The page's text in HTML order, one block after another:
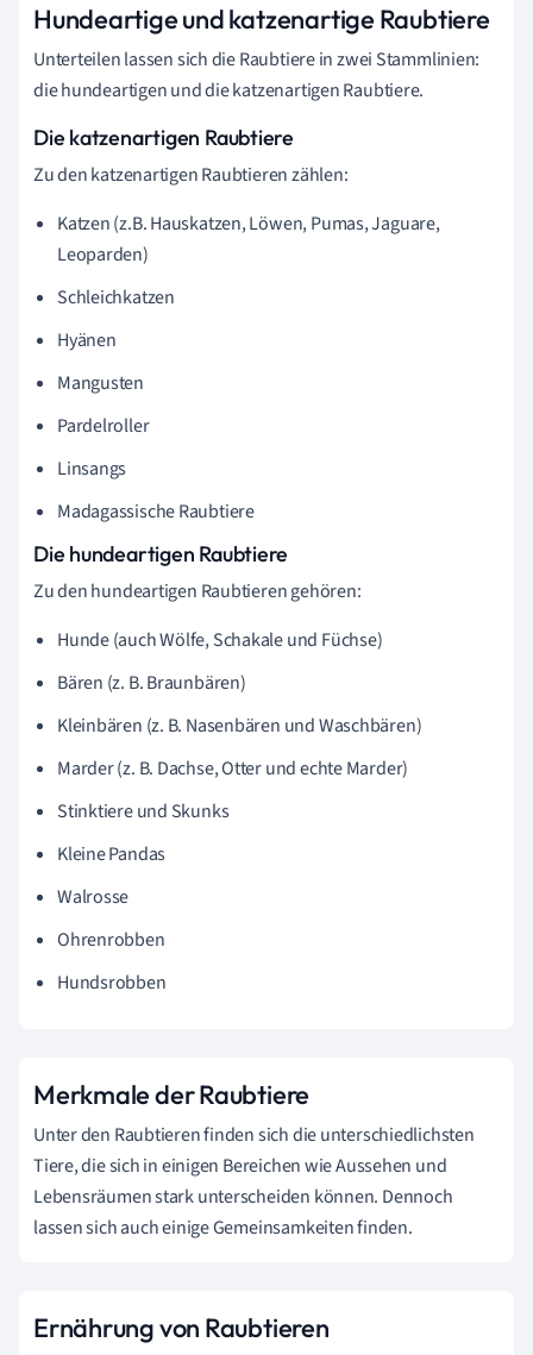
Hundeartige und katzenartige Raubtiere
Unterteilen lassen sich die Raubtiere in zwei Stammlinien:
die hundeartigen und die katzenartigen Raubtiere.
Die katzenartigen Raubtiere
Zu den katzenartigen Raubtieren zählen:
Katzen (z.B. Hauskatzen, Löwen, Pumas, Jaguare,
Leoparden)
Schleichkatzen
Hyänen
Mangusten
Pardelroller
Linsangs
Madagassische Raubtiere
Die hundeartigen Raubtiere
Zu den hundeartigen Raubtieren gehören:
Hunde (auch Wölfe, Schakale und Füchse)
Bären (z. B. Braunbären)
Kleinbären (z. B. Nasenbären und Waschbären)
Marder (z. B. Dachse, Otter und echte Marder)
Stinktiere und Skunks
Kleine Pandas
Walrosse
Ohrenrobben
Hundsrobben
Merkmale der Raubtiere
Unter den Raubtieren finden sich die unterschiedlichsten
Tiere, die sich in einigen Bereichen wie Aussehen und
Lebensräumen stark unterscheiden können. Dennoch
lassen sich auch einige Gemeinsamkeiten finden.
Ernährung von Raubtieren